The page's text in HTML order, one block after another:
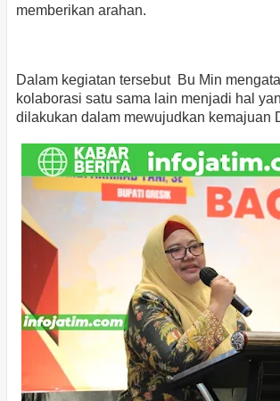
memberikan arahan.
Dalam kegiatan tersebut Bu Min
kolaborasi satu sama lain menjadi hal
dilakukan dalam mewujudkan kemajuan